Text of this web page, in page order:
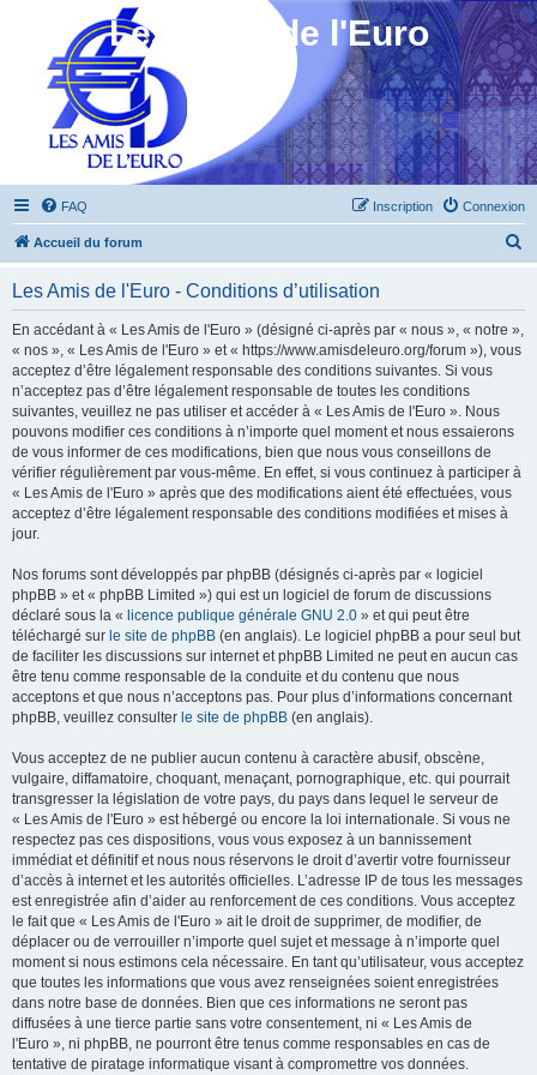
Les Amis de l'Euro
FAQ Connexion
Inscription
Accueil du forum
Les Amis de l'Euro - Conditions d’utilisation
En accédant à « Les Amis de l'Euro » (désigné ci-après par « nous », « notre »,
« nos », « Les Amis de l'Euro » et « https://www.amisdeleuro.org/forum »), vous
acceptez d’être légalement responsable des conditions suivantes. Si vous
n’acceptez pas d’être légalement responsable de toutes les conditions
suivantes, veuillez ne pas utiliser et accéder à « Les Amis de l'Euro ». Nous
pouvons modifier ces conditions à n’importe quel moment et nous essaierons
de vous informer de ces modifications, bien que nous vous conseillons de
vérifier régulièrement par vous-même. En effet, si vous continuez à participer à
« Les Amis de l'Euro » après que des modifications aient été effectuées, vous
acceptez d’être légalement responsable des conditions modifiées et mises à
jour.
Nos forums sont développés par phpBB (désignés ci-après par « logiciel
phpBB » et « phpBB Limited ») qui est un logiciel de forum de discussions
déclaré sous la « licence publique générale GNU 2.0 » et qui peut être
téléchargé sur le site de phpBB (en anglais). Le logiciel phpBB a pour seul but
de faciliter les discussions sur internet et phpBB Limited ne peut en aucun cas
être tenu comme responsable de la conduite et du contenu que nous
acceptons et que nous n’acceptons pas. Pour plus d’informations concernant
phpBB, veuillez consulter le site de phpBB (en anglais).
Vous acceptez de ne publier aucun contenu à caractère abusif, obscène,
vulgaire, diffamatoire, choquant, menaçant, pornographique, etc. qui pourrait
transgresser la législation de votre pays, du pays dans lequel le serveur de
« Les Amis de l'Euro » est hébergé ou encore la loi internationale. Si vous ne
respectez pas ces dispositions, vous vous exposez à un bannissement
immédiat et définitif et nous nous réservons le droit d’avertir votre fournisseur
d’accès à internet et les autorités officielles. L’adresse IP de tous les messages
est enregistrée afin d’aider au renforcement de ces conditions. Vous acceptez
le fait que « Les Amis de l'Euro » ait le droit de supprimer, de modifier, de
déplacer ou de verrouiller n’importe quel sujet et message à n’importe quel
moment si nous estimons cela nécessaire. En tant qu’utilisateur, vous acceptez
que toutes les informations que vous avez renseignées soient enregistrées
dans notre base de données. Bien que ces informations ne seront pas
diffusées à une tierce partie sans votre consentement, ni « Les Amis de
l'Euro », ni phpBB, ne pourront être tenus comme responsables en cas de
tentative de piratage informatique visant à compromettre vos données.